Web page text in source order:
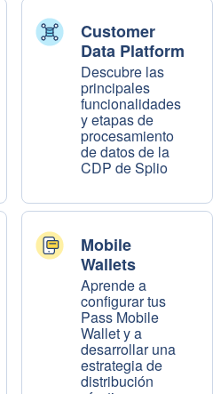
Customer
Data Platform
Descubre las
principales
funcionalidades
y etapas de
procesamiento
de datos de la
CDP de Splio
Mobile
Wallets
Aprende a
configurar tus
Pass Mobile
Wallet y a
desarrollar una
estrategia de
distribución